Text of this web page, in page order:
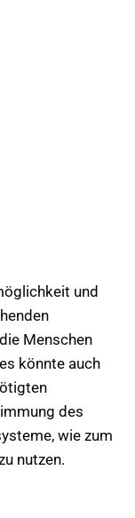
und
Menschen
könnte auch
des
wie zum
nutzen.